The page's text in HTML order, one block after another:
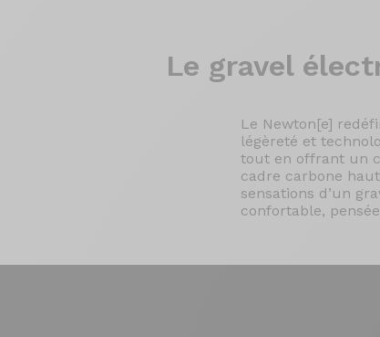
Le gravel
Le Newton[e]
légèreté et
tout en offrant un
cadre carbone
sensations d’un
confortable,